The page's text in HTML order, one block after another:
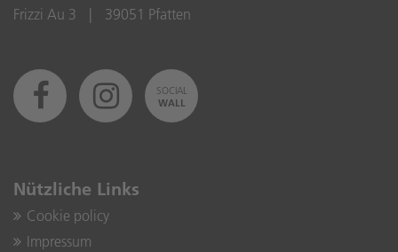
Frizzi Au 3 39051 Pfatten
SOCIAL
WALL
Nützliche Links
Cookie policy
Impressum